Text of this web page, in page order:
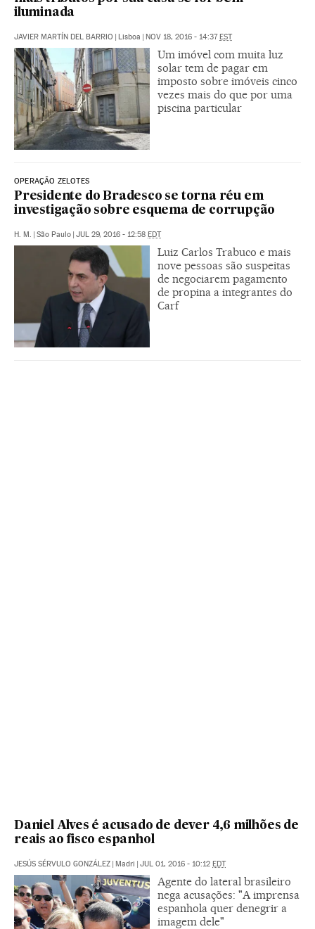
iluminada
JAVIER MARTÍN DEL BARRIO | Lisboa | NOV 18, 2016 - 14:37EST
Um imóvel com muita luz
solar tem de pagar em
imposto sobre imóveis cinco
vezes mais do que por uma
piscina particular
OPERAÇÃO ZELOTES
Presidente do Bradesco se torna réu em
investigação sobre esquema de corrupção
H. M. | São Paulo | JUL 29, 2016 - 12:58 EDT
Luiz Carlos Trabuco e mais
nove pessoas são suspeitas
de negociarem pagamento
de propina a integrantes do
Carf
Daniel Alves é acusado de dever 4,6 milhões de
reais ao fisco espanhol
JESÚS SÉRVULO GONZÁLEZ | Madri | JUL 01, 2016 - 10:12 EDT
Agente do lateral brasileiro
nega acusações: "A imprensa
espanhola quer denegrir a
imagem dele"